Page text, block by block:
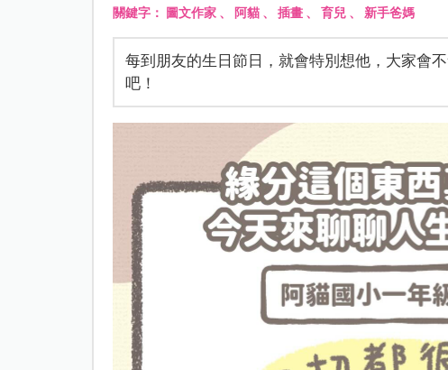
關鍵字： 圖文作家、 阿貓、 插畫、 育兒、 新手爸媽
每到朋友的生日節日，就會特別想他，大家會
吧！